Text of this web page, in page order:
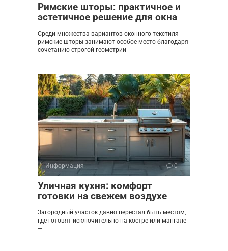
Римские шторы: практичное и
эстетичное решение для окна
Среди множества вариантов оконного текстиля
римские шторы занимают особое место благодаря
сочетанию строгой геометрии
Информация 0
Уличная кухня: комфорт
готовки на свежем воздухе
Загородный участок давно перестал быть местом,
где готовят исключительно на костре или мангале
—